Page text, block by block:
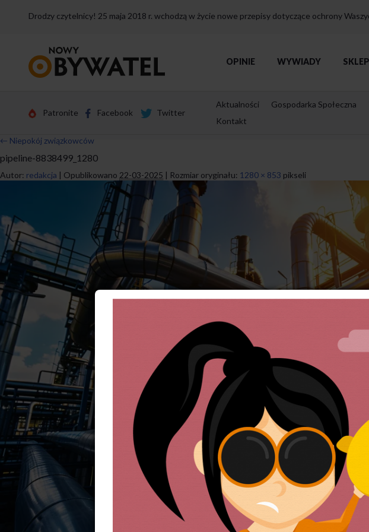
Drodzy czytelnicy! 25 maja 2018 r. wchodzą w życie nowe przepisy dotyczące ochrony
strony
OPINIE WYWIADY SKLEP
Patronite Facebook Twitter
Aktualności Gospodarka Społeczna
Kontakt
← Niepokój związkowców
pipeline-8838499_1280
Autor: redakcja | Opublikowano 22-03-2025 | Rozmiar oryginału: 1280 × 853 pikseli